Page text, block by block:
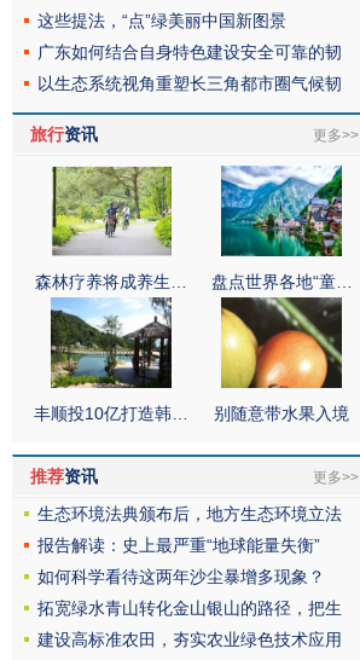
这些提法，“点”绿美丽中国新图景
广东如何结合自身特色建设安全可靠的韧
以生态系统视角重塑长三角都市圈气候韧
旅行资讯 更多>>
森林疗养将成养生… 盘点世界各地“童…
丰顺投10亿打造韩… 别随意带水果入境
推荐资讯 更多>>
生态环境法典颁布后，地方生态环境立法
报告解读：史上最严重“地球能量失衡”
如何科学看待这两年沙尘暴增多现象？
拓宽绿水青山转化金山银山的路径，把生
建设高标准农田，夯实农业绿色技术应用